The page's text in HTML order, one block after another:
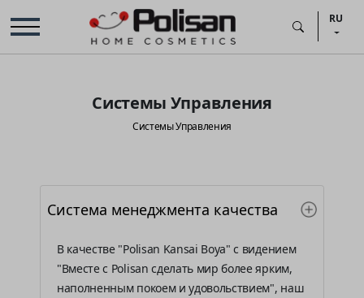
RU
Системы Управления
Системы Управления
Система менеджмента качества
В качестве "Polisan Kansai Boya" с видением
"Вместе с Polisan сделать мир более ярким,
наполненным покоем и удовольствием", наш